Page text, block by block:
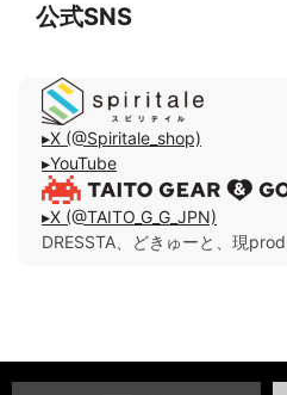
公式SNS
▸X (@Spiritale_shop)
▸YouTube
▸X (@TAITO_G_G_JPN)
DRESSTA、どきゅーと、現